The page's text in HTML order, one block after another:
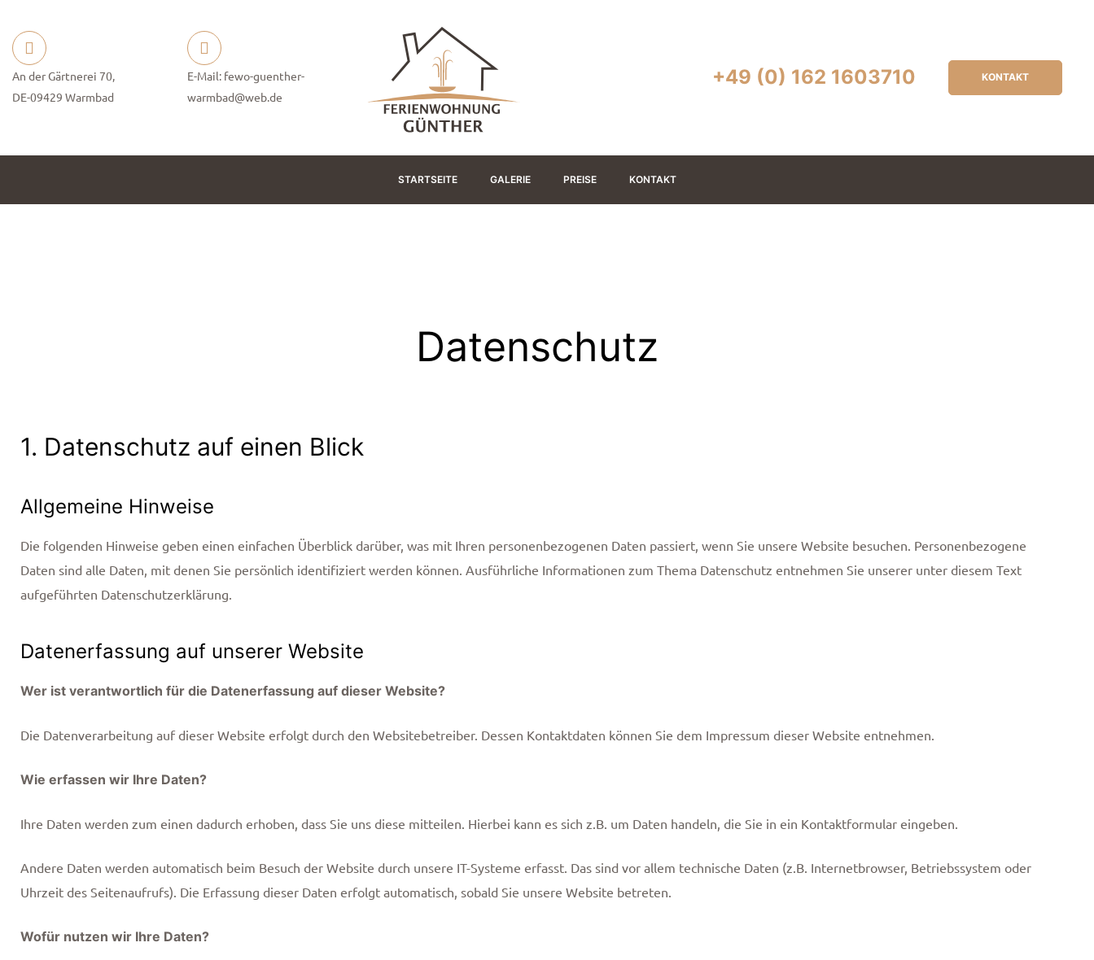
An der Gärtnerei 70,
DE-09429 Warmbad
E-Mail: fewo-guenther-
warmbad@web.de
+49 (0) 162 1603710 KONTAKT
STARTSEITE GALERIE PREISE KONTAKT
Datenschutz
1. Datenschutz auf einen Blick
Allgemeine Hinweise
Die folgenden Hinweise geben einen einfachen Überblick darüber, was mit Ihren personenbezogenen Daten passiert, wenn Sie unsere Website besuchen. Personenbezogene
Daten sind alle Daten, mit denen Sie persönlich identifiziert werden können. Ausführliche Informationen zum Thema Datenschutz entnehmen Sie unserer unter diesem Text
aufgeführten Datenschutzerklärung.
Datenerfassung auf unserer Website
Wer ist verantwortlich für die Datenerfassung auf dieser Website?
Die Datenverarbeitung auf dieser Website erfolgt durch den Websitebetreiber. Dessen Kontaktdaten können Sie dem Impressum dieser Website entnehmen.
Wie erfassen wir Ihre Daten?
Ihre Daten werden zum einen dadurch erhoben, dass Sie uns diese mitteilen. Hierbei kann es sich z.B. um Daten handeln, die Sie in ein Kontaktformular eingeben.
Andere Daten werden automatisch beim Besuch der Website durch unsere IT-Systeme erfasst. Das sind vor allem technische Daten (z.B. Internetbrowser, Betriebssystem oder
Uhrzeit des Seitenaufrufs). Die Erfassung dieser Daten erfolgt automatisch, sobald Sie unsere Website betreten.
Wofür nutzen wir Ihre Daten?